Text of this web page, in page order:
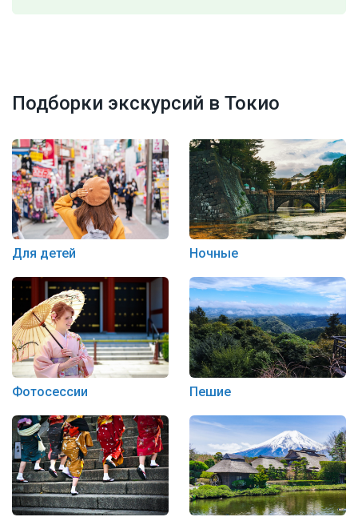
Подборки экскурсий в Токио
Для детей Ночные
Фотосессии Пешие